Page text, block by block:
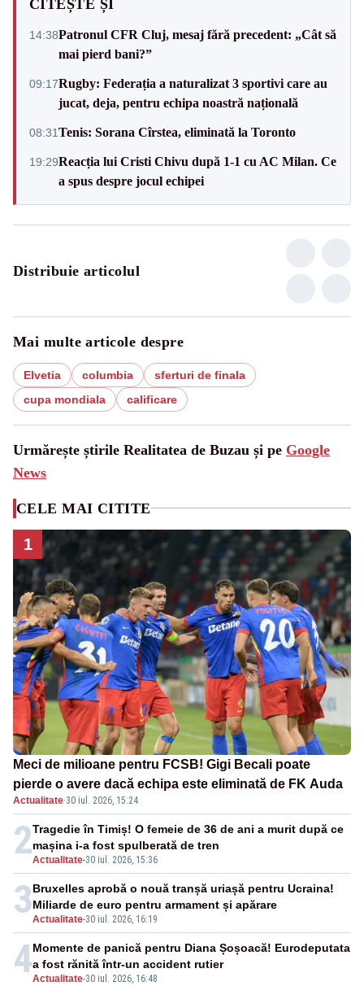
CITEȘTE ȘI
14:38Patronul CFR Cluj, mesaj fără precedent: „Cât să
mai pierd bani?”
09:17Rugby: Federația a naturalizat 3 sportivi care au
jucat, deja, pentru echipa noastră națională
08:31Tenis: Sorana Cîrstea, eliminată la Toronto
19:29Reacția lui Cristi Chivu după 1-1 cu AC Milan. Ce
a spus despre jocul echipei
Distribuie articolul
Mai multe articole despre
Elvetia columbia
sferturi de finala
cupa mondiala
calificare
Urmărește știrile Realitatea de Buzau și pe Google
News
CELE MAI CITITE
1
Meci de milioane pentru FCSB! Gigi Becali poate
pierde o avere dacă echipa este eliminată de FK Auda
Actualitate·30 iul. 2026, 15:24
2Actualitate-30 iul. 2026, 15:36
Tragedie în Timiș! O femeie de 36 de ani a murit după ce
mașina i-a fost spulberată de tren
3Actualitate-30 iul. 2026, 16:19
Bruxelles aprobă o nouă tranșă uriașă pentru Ucraina!
Miliarde de euro pentru armament și apărare
4Actualitate-30 iul. 2026, 16:48
Momente de panică pentru Diana Șoșoacă! Eurodeputata
a fost rănită într-un accident rutier